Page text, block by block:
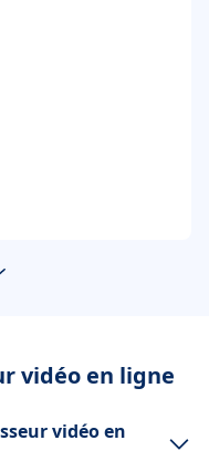
vidéo en ligne
vidéo en